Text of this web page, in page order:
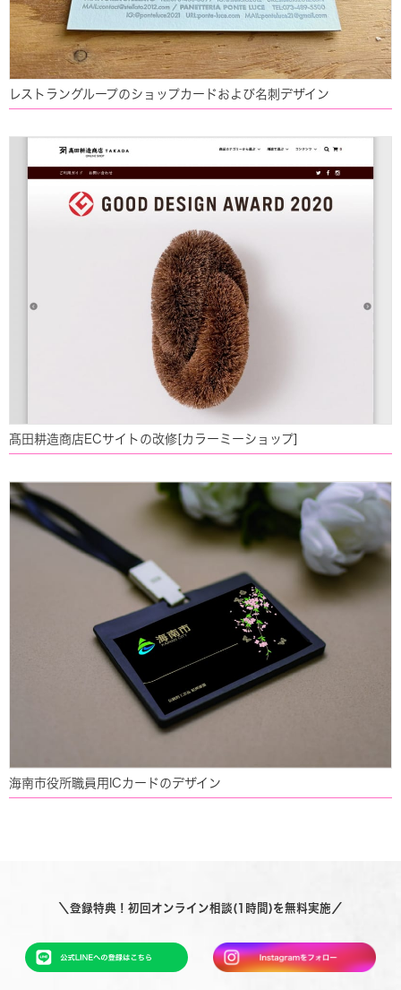
レストラングループのショップカードおよび名刺デザイン
髙田耕造商店ECサイトの改修[カラーミーショップ]
海南市役所職員用ICカードのデザイン
＼登録特典！初回オンライン相談(1時間)を無料実施／